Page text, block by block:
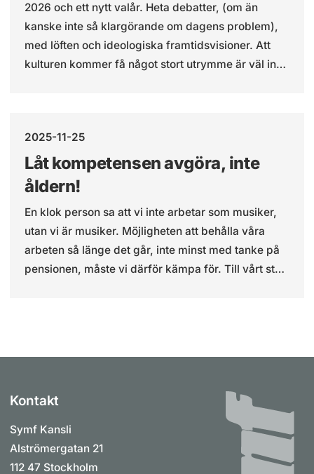
2026 och ett nytt valår. Heta debatter, (om än
kanske inte så klargörande om dagens problem),
med löften och ideologiska framtidsvisioner. Att
kulturen kommer få något stort utrymme är väl inte
kultur som egentligen inte borde vara ideologiskt
kopplade?
2025-11-25
Låt kompetensen avgöra, inte
åldern!
En klok person sa att vi inte arbetar som musiker,
utan vi är musiker. Möjligheten att behålla våra
arbeten så länge det går, inte minst med tanke på
pensionen, måste vi därför kämpa för. Till vårt stöd
Kontakt
Symf Kansli
Alströmergatan 21
112 47 Stockholm